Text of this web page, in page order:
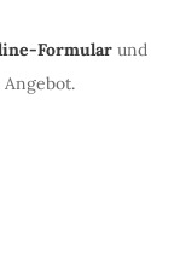
Formular und